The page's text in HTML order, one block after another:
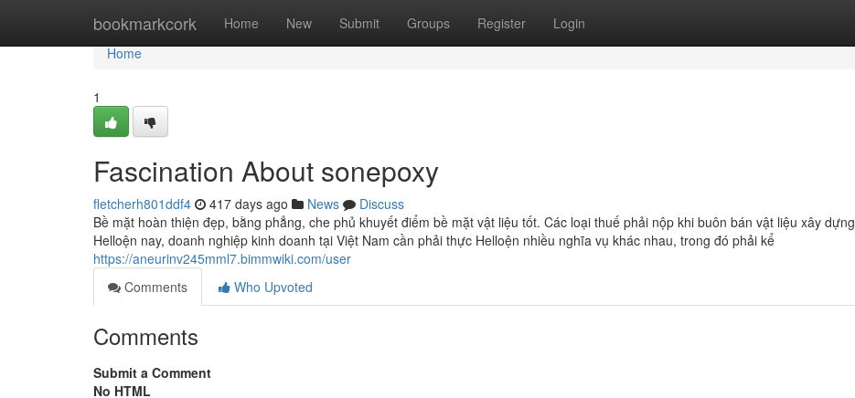
bookmarkcork Home New Submit Groups Register Login
Home
Home
1
Fascination About sonepoxy
fletcherh801ddf4 417 days ago News
Discuss
Bề mặt hoàn thiện đẹp, bằng phẳng, che phủ khuyết điểm bề mặt vật liệu tốt. Các loại thuế phải nộp khi buôn bán vật liệu xây dựng
Helloện nay, doanh nghiệp kinh doanh tại Việt Nam cần phải thực Helloện nhiều nghĩa vụ khác nhau, trong đó phải kể
https://aneurinv245mml7.bimmwiki.com/user
Comments
Who Upvoted
Comments
Submit a Comment
No HTML